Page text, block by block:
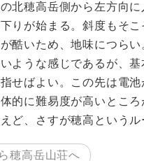
北穂高岳側から左方向に
りが始まる。斜度もそこ
酷いため、地味につらい
ような感じであるが、基
せばよい。この先は電池
的に難易度が高いところ
ど、さすが穂高というル
穂高岳山荘へ